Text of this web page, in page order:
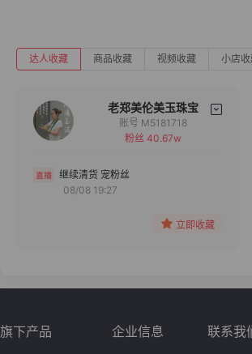
达人收藏 商品收藏 视频收藏 小店
老郑美伦美玉珠宝
备注
账号 M5181718
粉丝 40.67w
继续清货 宠粉丝
08/08 19:27
立即收藏
旗下产品 企业信息 联系我